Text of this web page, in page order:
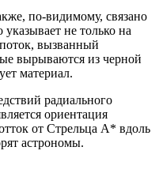
по-видимому, связано
не только на
вызванный
вырываются из черной
материал.
радиального
ориентация
от Стрельца A* вдоль
астрономы.